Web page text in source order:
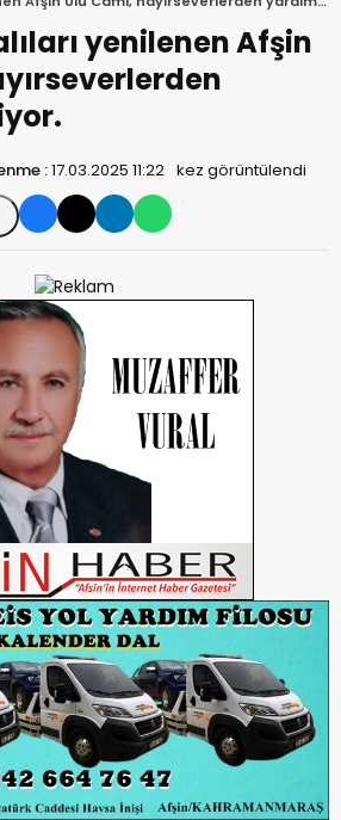
yenilenen Afşin
:17.03.2025 11:22 kez görüntülendi